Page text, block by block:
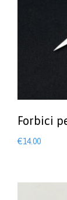
Forbici
€14.00